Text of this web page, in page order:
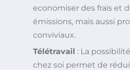
economiser des frais et
émissions, mais aussi
conviviaux.
Télétravail : La
chez soi permet de